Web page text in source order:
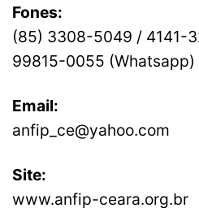
Fones:
(85) 3308-5049 / 4141-
99815-0055 (Whatsapp)
Email:
anfip_ce@yahoo.com
Site:
www.anfip-ceara.org.br